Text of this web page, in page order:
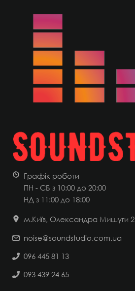
Графік роботи
ПН - СБ з 10:00 до 20:00
НД з 11:00 до 18:00
м.Київ, Олександра Мишуги 2
noise@soundstudio.com.ua
096 445 81 13
093 439 24 65